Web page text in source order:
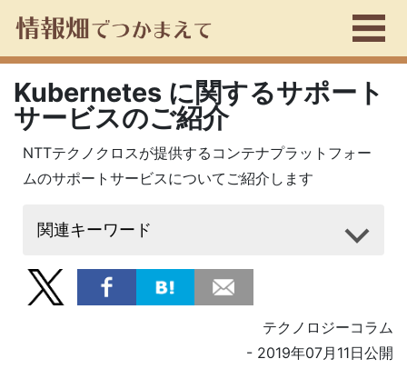
Kubernetes に関するサポート
サービスのご紹介
NTTテクノクロスが提供するコンテナプラットフォー
ムのサポートサービスについてご紹介します
関連キーワード
テクノロジーコラム
- 2019年07月11日公開